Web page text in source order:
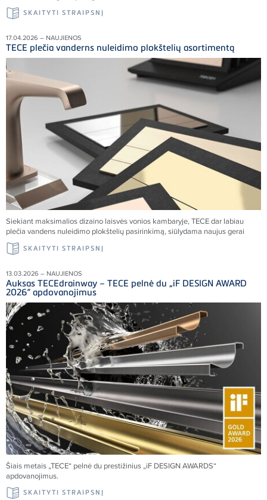
SKAITYTI STRAIPSNĮ
17.04.2026 – NAUJIENOS
TECE plečia vanderns nuleidimo plokštelių asortimentą
Siekiant maksimalios dizaino laisvės vonios kambaryje,TECEdar labiau
plečia vandens nuleidimo plokštelių pasirinkimą, siūlydama naujus gerai
SKAITYTI STRAIPSNĮ
13.03.2026 – NAUJIENOS
Auksas TECEdrainway – TECE pelnė du „iF DESIGN AWARD
2026“ apdovanojimus
Šiais metais „TECE“ pelnė du prestižinius „iF DESIGN AWARDS“
apdovanojimus.
SKAITYTI STRAIPSNĮ